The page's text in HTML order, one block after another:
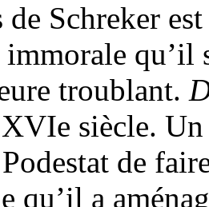
Schreker
immorale
troublant.
XVIe siècle.
de
qu’il a